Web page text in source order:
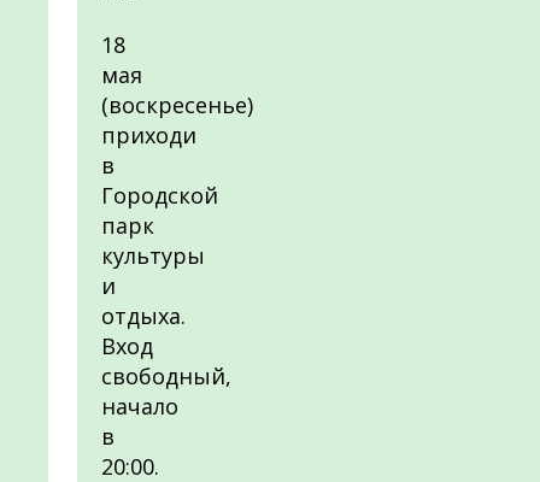
18
мая
(воскресенье)
приходи
в
Городской
парк
культуры
и
отдыха.
Вход
свободный,
начало
в
20:00.